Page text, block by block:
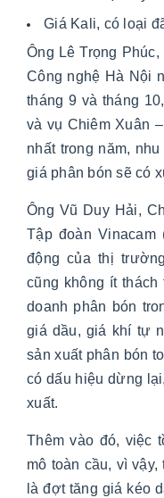
Giá Kali, có loại
Ông Lê Trọng
Công nghệ Hà Nội
tháng 9 và tháng
và vụ Chiêm Xuân
nhất trong năm,
giá phân bón sẽ có
Ông Vũ Duy Hải,
Tập đoàn Vinacam
động của thị
cũng không ít
doanh phân bón
giá dầu, giá khí tự
sản xuất phân bón
có dấu hiệu dừng
xuất.
Thêm vào đó, việc
mô toàn cầu, vì
là đợt tăng giá kéo